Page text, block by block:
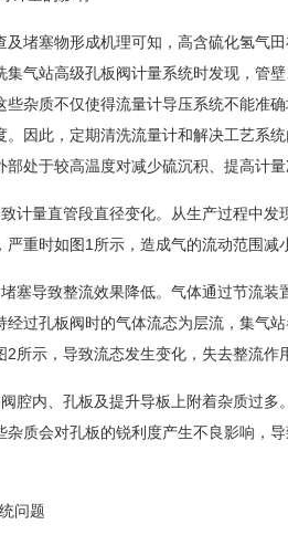
塞物形成机理可知，高含硫化氢气田
集气站高级孔板阀计量系统时发现，管
些杂质不仅使得流量计导压系统不能准
。因此，定期清洗流量计和解决工艺系
部处于较高温度对减少硫沉积、提高计量
量直管段直径变化。从生产过程中发
严重时如图1所示，造成气的流动范围减
导致整流效果降低。气体通过节流装
经过孔板阀时的气体流态为层流，集气
2所示，导致流态发生变化，失去整流作
内、孔板及提升导板上附着杂质过多
杂质会对孔板的锐利度产生不良影响，
问题